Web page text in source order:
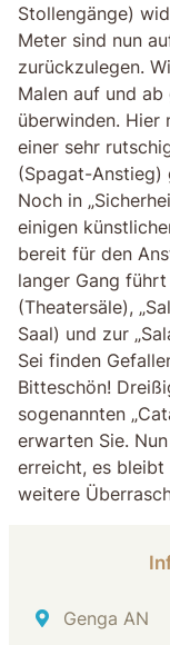
Stollengänge)
Meter sind nun
zurückzulegen.
Malen auf und
überwinden. Hier
einer sehr
(Spagat-Anstieg)
Noch in
einigen
bereit für den
langer Gang
(Theatersäle),
Saal) und zur
Sei finden
Bitteschön!
sogenannten
erwarten Sie.
erreicht, es bleibt
weitere
Adresse
Genga AN